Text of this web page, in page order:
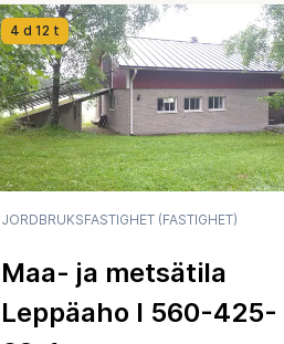
4 d 12 t
JORDBRUKSFASTIGHET (FASTIGHET)
Maa- ja metsätila
Leppäaho I 560-425-